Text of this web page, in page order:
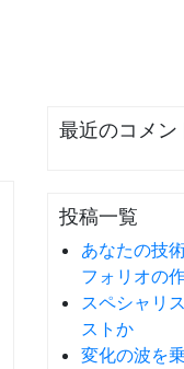
最近のコメン
投稿一覧
あなたの技
フォリオの
スペシャリ
ストか
変化の波を